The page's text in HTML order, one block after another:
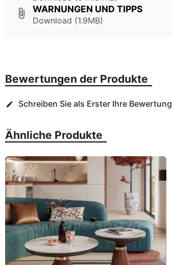
attach_file WARNUNGEN UND TIPPS
Download (1.9MB)
Bewertungen der Produkte
edit Schreiben Sie als Erster Ihre Bewertung
Ähnliche Produkte